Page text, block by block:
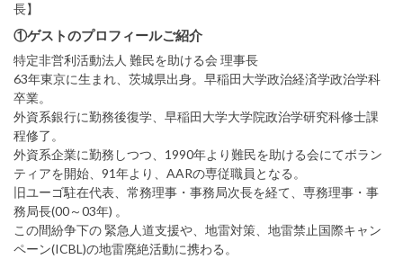
長】
①ゲストのプロフィールご紹介
特定非営利活動法人 難民を助ける会 理事長
63年東京に生まれ、茨城県出身。早稲田大学政治経済学政治学科
卒業。
外資系銀行に勤務後復学、早稲田大学大学院政治学研究科修士課
程修了。
外資系企業に勤務しつつ、1990年より難民を助ける会にてボラン
ティアを開始、91年より、AARの専従職員となる。
旧ユーゴ駐在代表、常務理事・事務局次長を経て、専務理事・事
務局長(00～03年) 。
この間紛争下の 緊急人道支援や、地雷対策、地雷禁止国際キャン
ペーン(ICBL)の地雷廃絶活動に携わる。